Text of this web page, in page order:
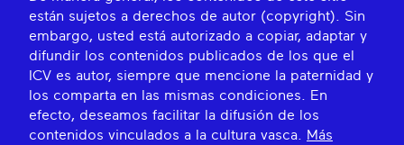
están sujetos a derechos de autor (copyright). Sin
embargo, usted está autorizado a copiar, adaptar y
difundir los contenidos publicados de los que el
ICV es autor, siempre que mencione la paternidad y
los comparta en las mismas condiciones. En
efecto, deseamos facilitar la difusión de los
contenidos vinculados a la cultura vasca. Más